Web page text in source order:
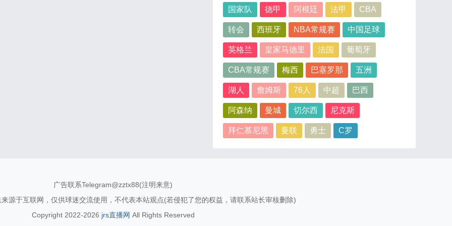
国家队 德甲 阿根廷 法甲 CBA
转会 西班牙 NBA常规赛 中国足球
英格兰 皇家马德里 法国 葡萄牙
CBA常规赛 梅西 巴塞罗那 五洲
湖人 詹姆斯 76人 中超 巴西
阿森纳 曼城 切尔西 尼克斯
拜仁慕尼黑 曼联 勇士 C罗
广告联系Telegram@zztx88(注明来意)
源于互联网，仅供球迷交流使用，不代表本站观点(若侵犯了您的权益，请联系站长审核删除)
Copyright 2022-2026 jrs直播网 All Rights Reserved